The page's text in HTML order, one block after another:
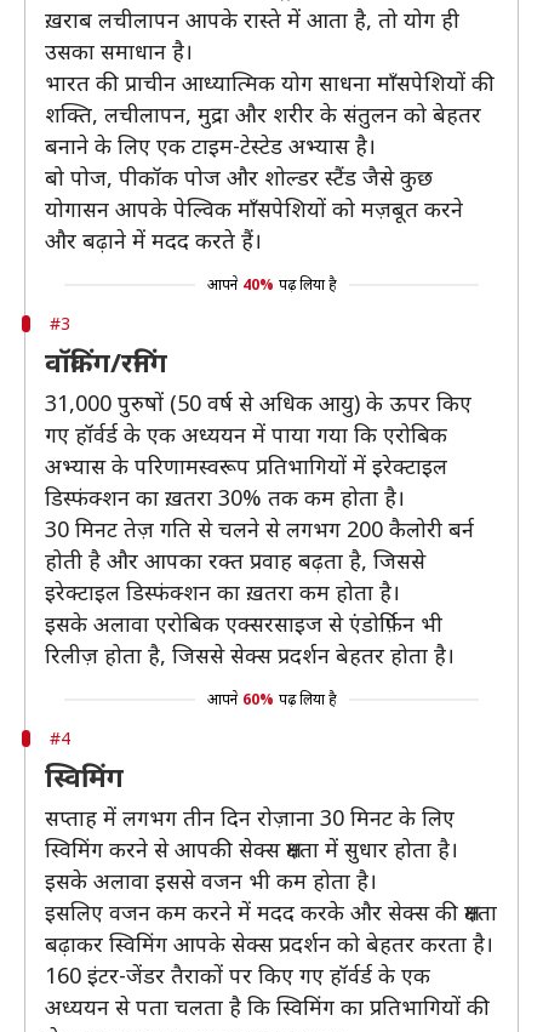
ख़राब लचीलापन आपके रास्ते में आता है, तो योग ही
उसका समाधान है।
भारत की प्राचीन आध्यात्मिक योग साधना माँसपेशियों की
शक्ति, लचीलापन, मुद्रा और शरीर के संतुलन को बेहतर
बनाने के लिए एक टाइम-टेस्टेड अभ्यास है।
बो पोज, पीकॉक पोज और शोल्डर स्टैंड जैसे कुछ
योगासन आपके पेल्विक माँसपेशियों को मज़बूत करने
और बढ़ाने में मदद करते हैं।
आपने 40% पढ़ लिया है
#3
वॉकिंग/रनिंग
31,000 पुरुषों (50 वर्ष से अधिक आयु) के ऊपर किए
गए हॉर्वर्ड के एक अध्ययन में पाया गया कि एरोबिक
अभ्यास के परिणामस्वरूप प्रतिभागियों में इरेक्टाइल
डिस्फंक्शन का ख़तरा 30% तक कम होता है।
30 मिनट तेज़ गति से चलने से लगभग 200 कैलोरी बर्न
होती है और आपका रक्त प्रवाह बढ़ता है, जिससे
इरेक्टाइल डिस्फंक्शन का ख़तरा कम होता है।
इसके अलावा एरोबिक एक्सरसाइज से एंडोर्फ़िन भी
रिलीज़ होता है, जिससे सेक्स प्रदर्शन बेहतर होता है।
आपने 60% पढ़ लिया है
#4
स्विमिंग
सप्ताह में लगभग तीन दिन रोज़ाना 30 मिनट के लिए
स्विमिंग करने से आपकी सेक्स क्षमता में सुधार होता है।
इसके अलावा इससे वजन भी कम होता है।
इसलिए वजन कम करने में मदद करके और सेक्स की क्षमता
बढ़ाकर स्विमिंग आपके सेक्स प्रदर्शन को बेहतर करता है।
160 इंटर-जेंडर तैराकों पर किए गए हॉर्वर्ड के एक
अध्ययन से पता चलता है कि स्विमिंग का प्रतिभागियों की